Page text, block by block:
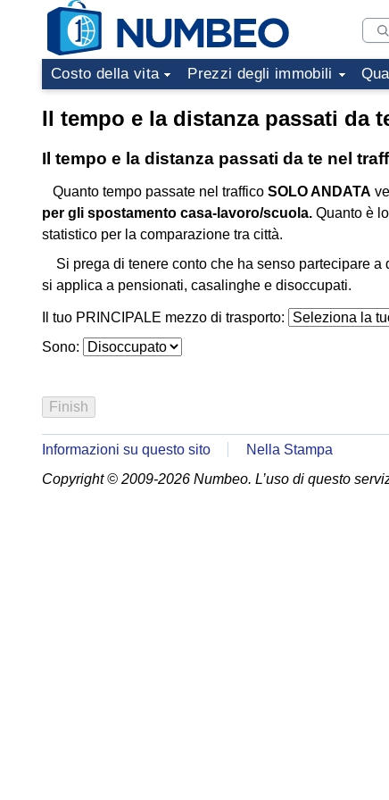
Costo della vita Prezzi degli immobili
Il tempo e la distanza passati da
Il tempo e la distanza passati da te nel
Quanto tempo passate nel traffico SOLO ANDATA
per gli spostamento casa-lavoro/scuola. Quanto è
statistico per la comparazione tra città.
Si prega di tenere conto che ha senso partecipare
si applica a pensionati, casalinghe e disoccupati.
Il tuo PRINCIPALE mezzo di trasporto:
Sono:
Informazioni su questo sito
Nella Stampa
Copyright © 2009-2026 Numbeo. L’uso di questo